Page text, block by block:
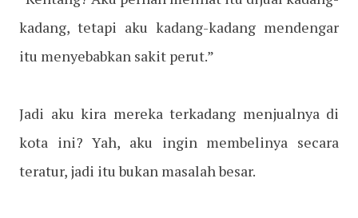
kadang, tetapi aku kadang-kadang mendengar
itu menyebabkan sakit perut.”
Jadi aku kira mereka terkadang menjualnya di
kota ini? Yah, aku ingin membelinya secara
teratur, jadi itu bukan masalah besar.